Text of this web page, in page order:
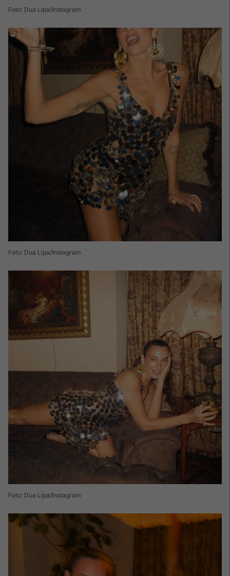
Foto: Dua Lipa/Instagram
Foto: Dua Lipa/Instagram
Foto: Dua Lipa/Instagram